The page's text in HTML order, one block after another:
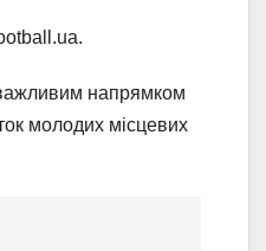
напрямком
молодих місцевих